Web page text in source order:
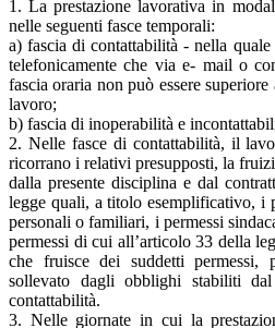
1. La prestazione lavorativa in
nelle seguenti fasce temporali:
a) fascia di contattabilità - nella
telefonicamente che via e- mail o
fascia oraria non può essere
lavoro;
b) fascia di inoperabilità e
2. Nelle fasce di contattabilità, il
ricorrano i relativi presupposti, la
dalla presente disciplina e dal
legge quali, a titolo esemplificativo, i
personali o familiari, i permessi
permessi di cui all’articolo 33 della
che fruisce dei suddetti
sollevato dagli obblighi stabiliti
contattabilità.
3. Nelle giornate in cui la